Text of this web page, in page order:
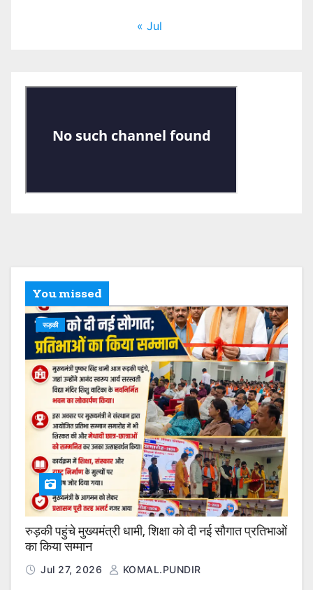
« Jul
You missed
रूड़की
रुड़की पहुंचे मुख्यमंत्री धामी, शिक्षा को दी नई सौगात प्रतिभाओं
का किया सम्मान
Jul 27, 2026 KOMAL.PUNDIR